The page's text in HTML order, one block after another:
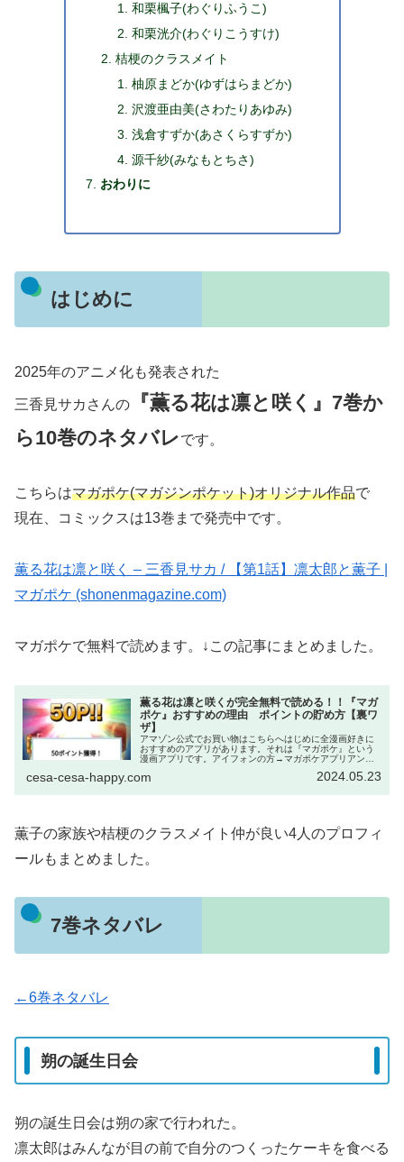
和栗楓子(わぐりふうこ)
和栗洸介(わぐりこうすけ)
桔梗のクラスメイト
柚原まどか(ゆずはらまどか)
沢渡亜由美(さわたりあゆみ)
浅倉すずか(あさくらすずか)
源千紗(みなもとちさ)
おわりに
はじめに
2025年のアニメ化も発表された
三香見サカさんの
『薫る花は凛と咲く』7巻か
ら10巻のネタバレです。
こちらはマガポケ(マガジンポケット)オリジナル作品で
現在、コミックスは13巻まで発売中です。
薫る花は凛と咲く – 三香見サカ / 【第1話】凛太郎と薫子 |
マガポケ (shonenmagazine.com)
マガポケで無料で読めます。↓この記事にまとめました。
薫る花は凛と咲くが完全無料で読める！！『マガ
ポケ』おすすめの理由 ポイントの貯め方【裏ワ
ザ】
アマゾン公式でお買い物はこちらへはじめに全漫画好きに
おすすめのアプリがあります。それは『マガポケ』という
漫画アプリです。アイフォンの方→マガポケアプリアンド
ン公式無料漫画アプリ このアプ...
cesa-cesa-happy.com 2024.05.23
薫子の家族や桔梗のクラスメイト仲が良い4人のプロフィ
ールもまとめました。
7巻ネタバレ
←6巻ネタバレ
朔の誕生日会
朔の誕生日会は朔の家で行われた。
凛太郎はみんなが目の前で自分のつくったケーキを食べる